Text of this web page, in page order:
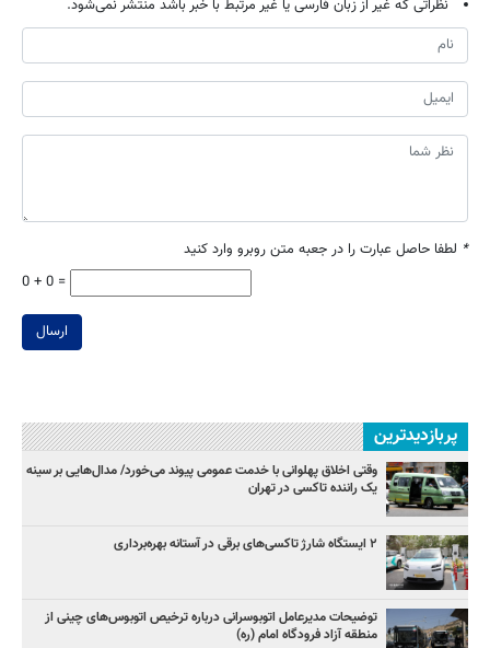
نظراتی که غیر از زبان فارسی یا غیر مرتبط با خبر باشد منتشر نمی‌شود.
* لطفا حاصل عبارت را در جعبه متن روبرو وارد کنید
0 + 0 =
ارسال
پربازدیدترین
وقتی اخلاق پهلوانی با خدمت عمومی پیوند می‌خورد/ مدال‌هایی بر سینه
یک راننده تاکسی در تهران
۲ ایستگاه شارژ تاکسی‌های برقی در آستانه بهره‌برداری
توضیحات مدیرعامل اتوبوسرانی درباره ترخیص اتوبوس‌های چینی از
منطقه آزاد فرودگاه امام (ره)